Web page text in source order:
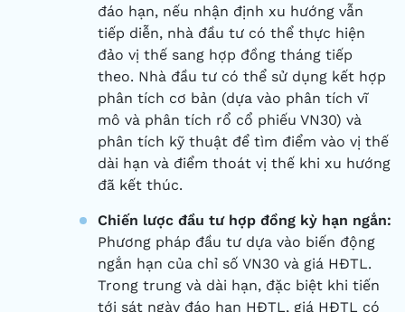
đáo hạn, nếu nhận định xu hướng vẫn
tiếp diễn, nhà đầu tư có thể thực hiện
đảo vị thế sang hợp đồng tháng tiếp
theo. Nhà đầu tư có thể sử dụng kết hợp
phân tích cơ bản (dựa vào phân tích vĩ
mô và phân tích rổ cổ phiếu VN30) và
phân tích kỹ thuật để tìm điểm vào vị thế
dài hạn và điểm thoát vị thế khi xu hướng
đã kết thúc.
Chiến lược đầu tư hợp đồng kỳ hạn ngắn:
Phương pháp đầu tư dựa vào biến động
ngắn hạn của chỉ số VN30 và giá HĐTL.
Trong trung và dài hạn, đặc biệt khi tiến
tới sát ngày đáo hạn HĐTL, giá HĐTL có